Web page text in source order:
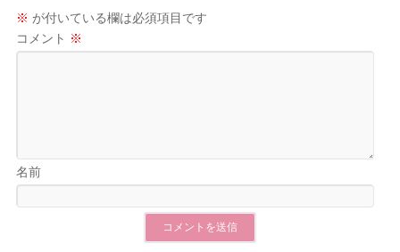
※ が付いている欄は必須項目です
コメント ※
名前